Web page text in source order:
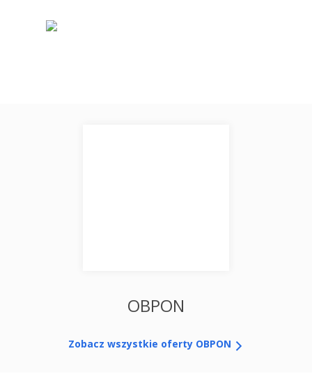
OBPON
Zobacz wszystkie oferty OBPON